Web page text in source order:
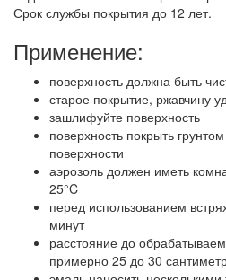
Срок службы покрытия до 12 лет.
Применение:
поверхность должна быть
старое покрытие, ржавчину
зашлифуйте поверхность
поверхность покрыть
поверхности
аэрозоль должен иметь
25°C
перед использованием
минут
расстояние до
примерно 25 до 30